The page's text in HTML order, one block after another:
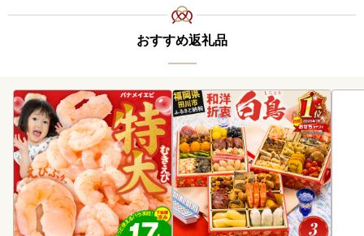
おすすめ返礼品